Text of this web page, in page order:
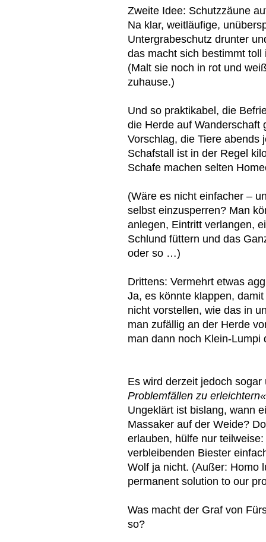
Zweite Idee: Schutzzäune
Na klar, weitläufige,
Untergrabeschutz drunter
das macht sich bestimmt
(Malt sie noch in rot und
zuhause.)
Und so praktikabel, die
die Herde auf Wanderschaft
Vorschlag, die Tiere abends
Schafstall ist in der Regel
Schafe machen selten
(Wäre es nicht einfacher –
selbst einzusperren? Man
anlegen, Eintritt verlangen,
Schlund füttern und das
oder so …)
Drittens: Vermehrt etwas
Ja, es könnte klappen,
nicht vorstellen, wie das in
man zufällig an der Herde
man dann noch Klein-
Es wird derzeit jedoch
Problemfällen zu erleichtern«
Ungeklärt ist bislang, wann
Massaker auf der Weide?
erlauben, hülfe nur
verbleibenden Biester
Wolf ja nicht. (Außer: Homo
permanent solution to our
Was macht der Graf von
so?